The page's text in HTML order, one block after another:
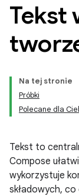
Tekst
Na tej stronie
Próbki
Polecane dla
Tekst to
Compose
wykorzystuje
składowych,